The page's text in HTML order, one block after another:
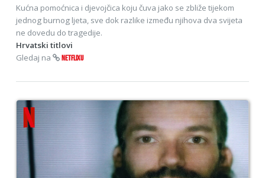
Kućna pomoćnica i djevojčica koju čuva jako se zbliže tijekom
jednog burnog ljeta, sve dok razlike između njihova dva svijeta
ne dovedu do tragedije.
Hrvatski titlovi
Gledaj na
NETFLIXU